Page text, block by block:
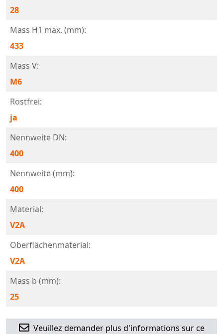
28
Mass H1 max. (mm):
433
Mass V:
M6
Rostfrei:
ja
Nennweite DN:
400
Nennweite (mm):
400
Material:
V2A
Oberflächenmaterial:
V2A
Mass b (mm):
25
Veuillez demander plus d'informations sur ce